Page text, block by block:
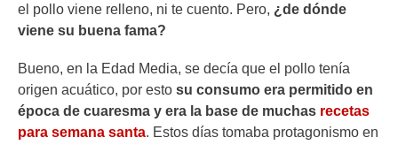
el pollo viene relleno, ni te cuento. Pero, ¿de dónde
viene su buena fama?
Bueno, en la Edad Media, se decía que el pollo tenía
origen acuático, por esto su consumo era permitido en
época de cuaresma y era la base de muchas recetas
para semana santa. Estos días tomaba protagonismo en